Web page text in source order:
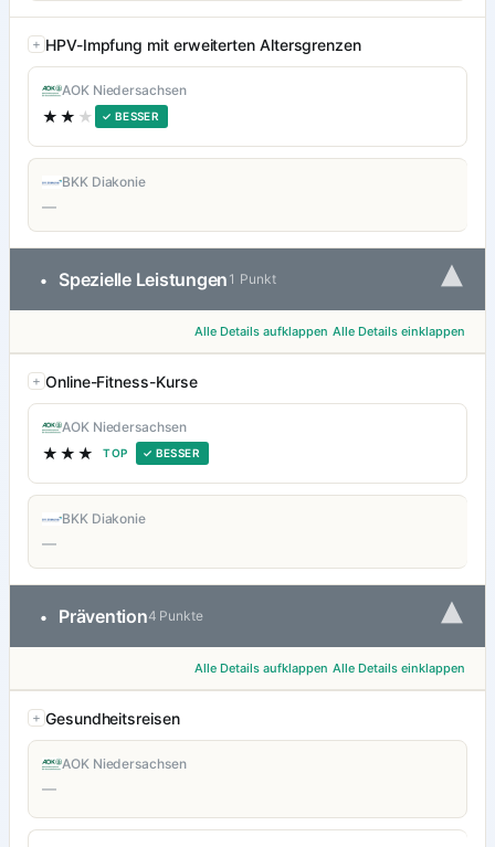
HPV-Impfung mit erweiterten Altersgrenzen
AOK Niedersachsen
★★ ★ ✓ BESSER
BKK Diakonie
—
• Spezielle Leistungen 1 Punkt ▾
Alle Details aufklappen Alle Details einklappen
Online-Fitness-Kurse
AOK Niedersachsen
★★★ TOP ✓ BESSER
BKK Diakonie
—
• Prävention4 Punkte ▾
Alle Details aufklappen Alle Details einklappen
Gesundheitsreisen
AOK Niedersachsen
—